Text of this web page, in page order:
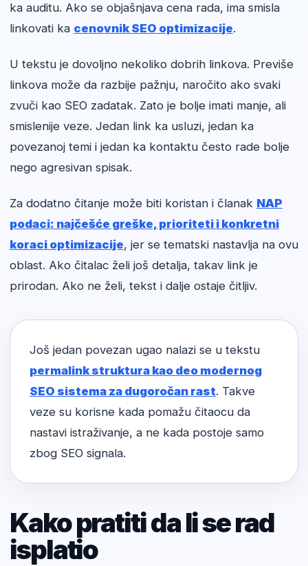
ka auditu. Ako se objašnjava cena rada, ima smisla
linkovati ka cenovnik SEO optimizacije.
U tekstu je dovoljno nekoliko dobrih linkova. Previše
linkova može da razbije pažnju, naročito ako svaki
zvuči kao SEO zadatak. Zato je bolje imati manje, ali
smislenije veze. Jedan link ka usluzi, jedan ka
povezanoj temi i jedan ka kontaktu često rade bolje
nego agresivan spisak.
Za dodatno čitanje može biti koristan i članak NAP
podaci: najčešće greške, prioriteti i konkretni
koraci optimizacije, jer se tematski nastavlja na ovu
oblast. Ako čitalac želi još detalja, takav link je
prirodan. Ako ne želi, tekst i dalje ostaje čitljiv.
Još jedan povezan ugao nalazi se u tekstu
permalink struktura kao deo modernog
SEO sistema za dugoročan rast. Takve
veze su korisne kada pomažu čitaocu da
nastavi istraživanje, a ne kada postoje samo
zbog SEO signala.
Kako pratiti da li se rad
isplatio